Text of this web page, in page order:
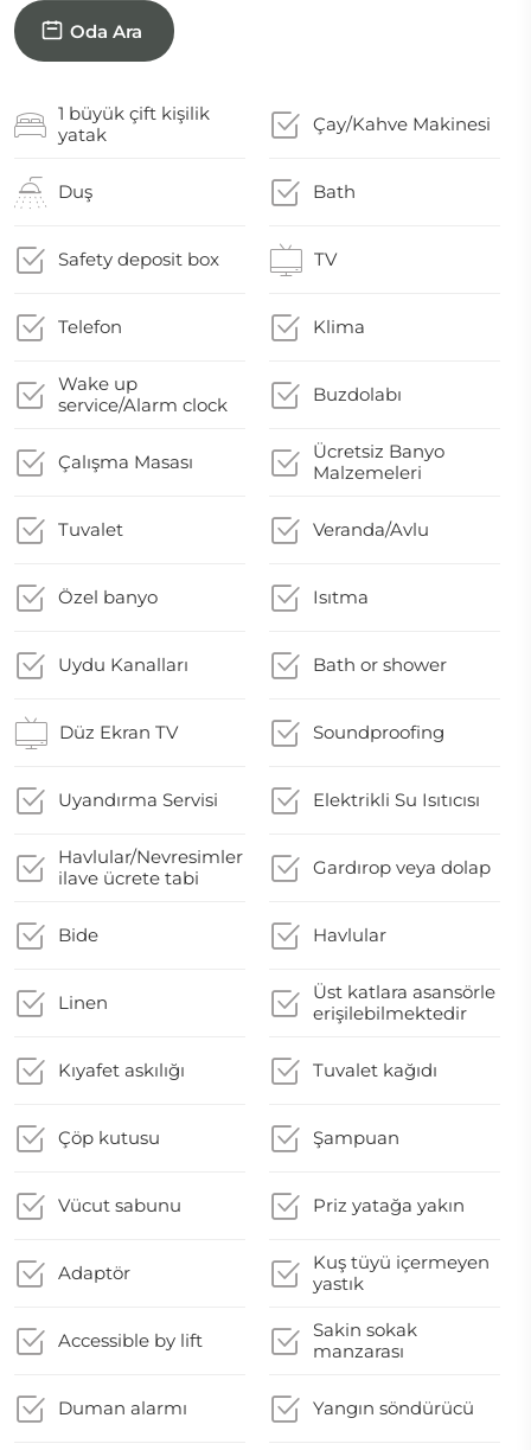
Oda Ara
1 büyük çift kişilik
yatak
Çay/Kahve Makinesi
Duş Bath
Safety deposit box TV
Telefon Klima
Wake up
service/Alarm clock
Buzdolabı
Çalışma Masası
Ücretsiz Banyo
Malzemeleri
Tuvalet Veranda/Avlu
Özel banyo Isıtma
Uydu Kanalları Bath or shower
Düz Ekran TV Soundproofing
Uyandırma Servisi Elektrikli Su Isıtıcısı
Havlular/Nevresimler
ilave ücrete tabi
Gardırop veya dolap
Bide Havlular
Linen
Üst katlara asansörle
erişilebilmektedir
Kıyafet askılığı Tuvalet kağıdı
Çöp kutusu Şampuan
Vücut sabunu Priz yatağa yakın
Adaptör
Kuş tüyü içermeyen
yastık
Accessible by lift
Sakin sokak
manzarası
Duman alarmı Yangın söndürücü